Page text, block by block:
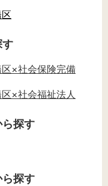
す
×社会保険完備
×社会福祉法人
探す
探す